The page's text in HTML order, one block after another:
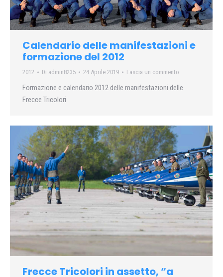
Calendario delle manifestazioni e
formazione del 2012
2012 Di admin8235 24 Aprile 2019 Lascia un commento
Formazione e calendario 2012 delle manifestazioni delle
Frecce Tricolori
Frecce Tricolori in assetto, “a